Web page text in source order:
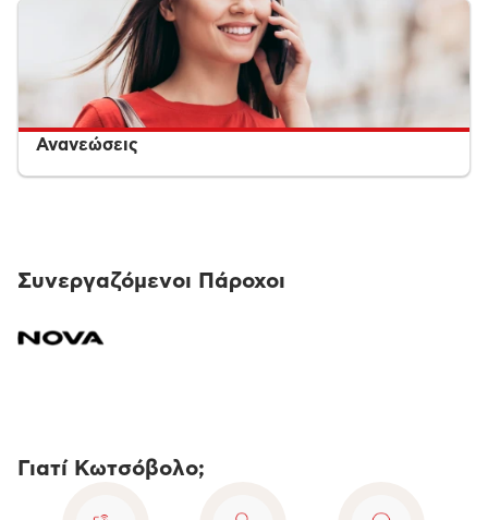
Ανανεώσεις
Συνεργαζόμενοι Πάροχοι
Γιατί Κωτσόβολο;